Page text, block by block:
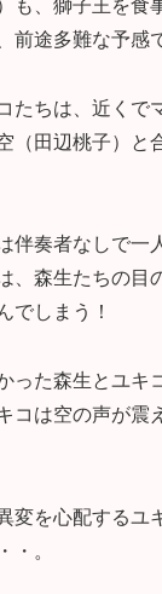
も、獅子王を食
前途多難な予感
たちは、近くで
（田辺桃子）と
伴奏者なしで一
、森生たちの目
でしまう！
った森生とユキ
コは空の声が震
変を心配するユ
・。